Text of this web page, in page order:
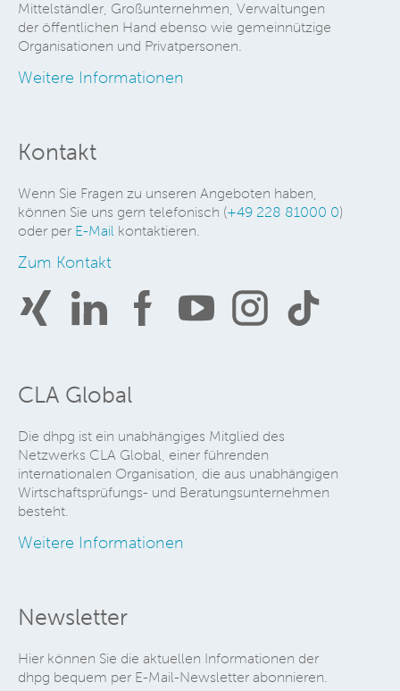
Mittelständler, Großunternehmen, Verwaltungen
der öffentlichen Hand ebenso wie gemeinnützige
Organisationen und Privatpersonen.
Weitere Informationen
Kontakt
Wenn Sie Fragen zu unseren Angeboten haben,
können Sie uns gern telefonisch (+49 228 81000 0)
oder per E-Mail kontaktieren.
Zum Kontakt
CLA Global
Die dhpg ist ein unabhängiges Mitglied des
Netzwerks CLA Global, einer führenden
internationalen Organisation, die aus unabhängigen
Wirtschaftsprüfungs- und Beratungsunternehmen
besteht.
Weitere Informationen
Newsletter
Hier können Sie die aktuellen Informationen der
dhpg bequem per E-Mail-Newsletter abonnieren.